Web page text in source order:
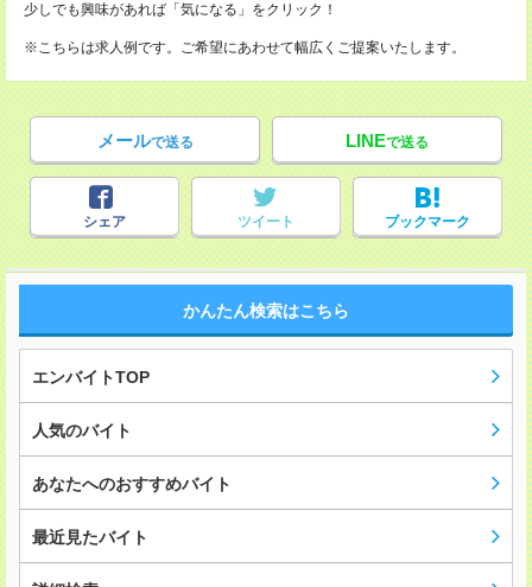
少しでも興味があれば「気になる」をクリック！
※こちらは求人例です。ご希望にあわせて幅広くご提案いたします。
メールで送る LINEで送る
シェア ツイート ブックマーク
かんたん検索はこちら
エンバイトTOP
人気のバイト
あなたへのおすすめバイト
最近見たバイト